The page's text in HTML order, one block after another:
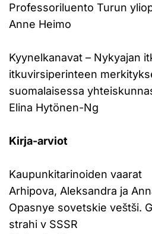
Professoriluento Turun
Anne Heimo
Kyynelkanavat – Nykyajan
itkuvirsiperinteen
suomalaisessa
Elina Hytönen-Ng
Kirja-arviot
Kaupunkitarinoiden vaarat
Arhipova, Aleksandra ja
Opasnye sovetskie veštši.
strahi v SSSR